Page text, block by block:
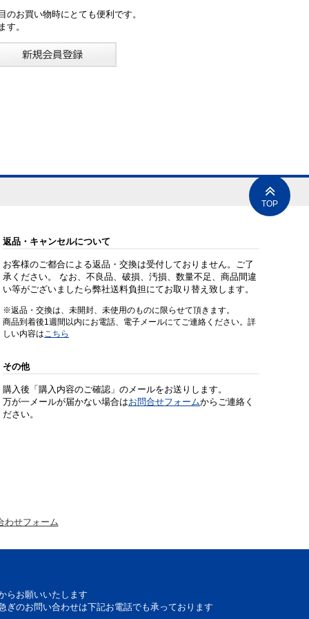
お買い物時にとても便利です。
す。
TOP
返品・キャンセルについて
お客様のご都合による返品・交換は受付しておりません。ご了
承ください。 なお、不良品、破損、汚損、数量不足、商品間違
い等がございましたら弊社送料負担にてお取り替え致します。
※返品・交換は、未開封、未使用のものに限らせて頂きます。
商品到着後1週間以内にお電話、電子メールにてご連絡ください。詳
しい内容はこちら
その他
購入後「購入内容のご確認」のメールをお送りします。
万が一メールが届かない場合はお問合せフォームからご連絡く
ださい。
わせフォーム
らお願いいたします
ぎのお問い合わせは下記お電話でも承っております